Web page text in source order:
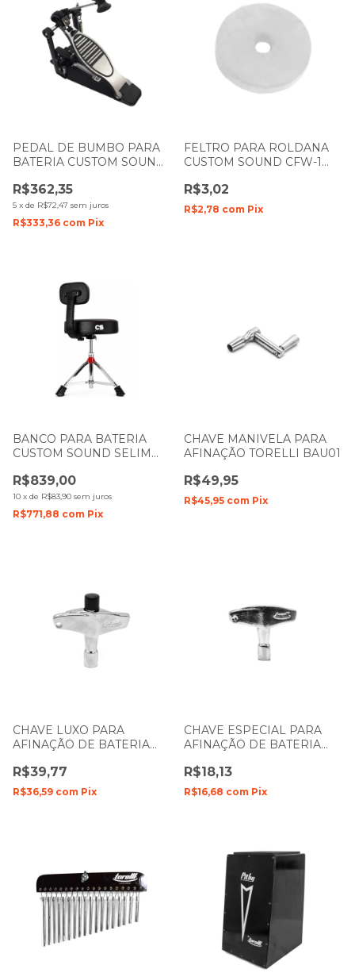
PEDAL DE BUMBO PARA
BATERIA CUSTOM SOUND
R$362,35
5 x de R$72,47 sem juros
R$333,36 com Pix
FELTRO PARA ROLDANA
CUSTOM SOUND CFW-1
R$3,02
R$2,78 com Pix
BANCO PARA BATERIA
CUSTOM SOUND SELIM
ROSCA
R$839,00
10 x de R$83,90 sem juros
R$771,88 com Pix
CHAVE MANIVELA PARA
AFINAÇÃO TORELLI BAU01
R$49,95
R$45,95 com Pix
CHAVE LUXO PARA
AFINAÇÃO DE BATERIA
R$39,77
R$36,59 com Pix
CHAVE ESPECIAL PARA
AFINAÇÃO DE BATERIA
R$18,13
R$16,68 com Pix